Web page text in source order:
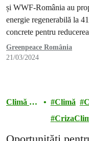
și WWF-România au
energie regenerabilă la
concrete pentru
revizuirea proiectelor pe
Greenpeace România
21/03/2024
Climă și
Climă